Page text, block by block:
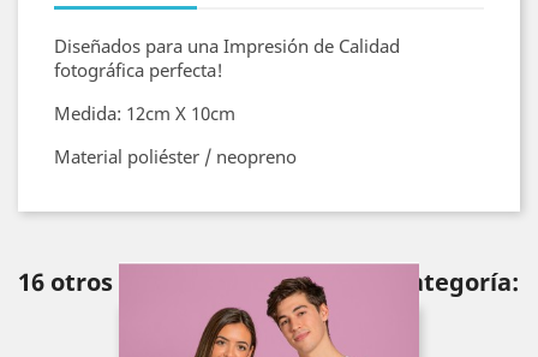
Diseñados para una Impresión de Calidad
fotográfica perfecta!
Medida: 12cm X 10cm
Material poliéster / neopreno
16 otros productos en la misma categoría: